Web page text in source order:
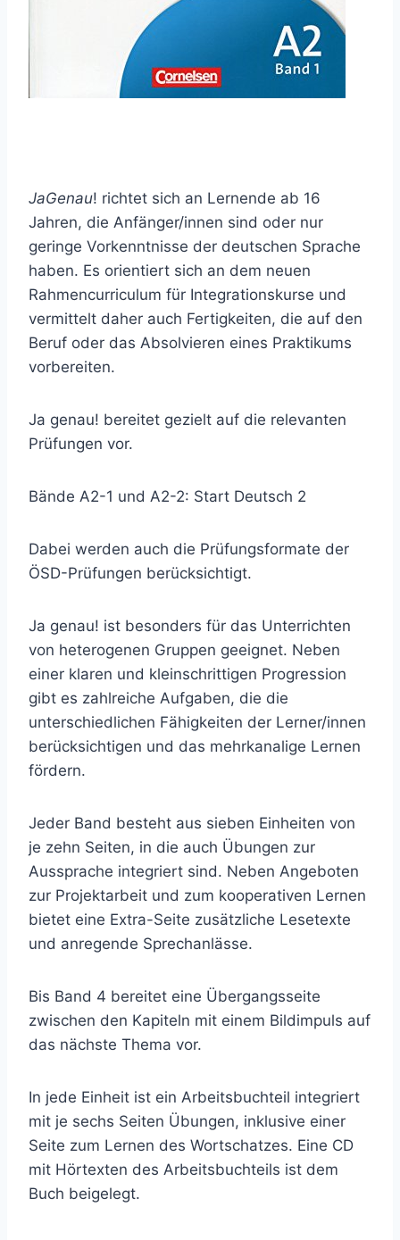
JaGenau! richtet sich an Lernende ab 16
Jahren, die Anfänger/innen sind oder nur
geringe Vorkenntnisse der deutschen Sprache
haben. Es orientiert sich an dem neuen
Rahmencurriculum für Integrationskurse und
vermittelt daher auch Fertigkeiten, die auf den
Beruf oder das Absolvieren eines Praktikums
vorbereiten.
Ja genau! bereitet gezielt auf die relevanten
Prüfungen vor.
Bände A2-1 und A2-2: Start Deutsch 2
Dabei werden auch die Prüfungsformate der
ÖSD-Prüfungen berücksichtigt.
Ja genau! ist besonders für das Unterrichten
von heterogenen Gruppen geeignet. Neben
einer klaren und kleinschrittigen Progression
gibt es zahlreiche Aufgaben, die die
unterschiedlichen Fähigkeiten der Lerner/innen
berücksichtigen und das mehrkanalige Lernen
fördern.
Jeder Band besteht aus sieben Einheiten von
je zehn Seiten, in die auch Übungen zur
Aussprache integriert sind. Neben Angeboten
zur Projektarbeit und zum kooperativen Lernen
bietet eine Extra-Seite zusätzliche Lesetexte
und anregende Sprechanlässe.
Bis Band 4 bereitet eine Übergangsseite
zwischen den Kapiteln mit einem Bildimpuls auf
das nächste Thema vor.
In jede Einheit ist ein Arbeitsbuchteil integriert
mit je sechs Seiten Übungen, inklusive einer
Seite zum Lernen des Wortschatzes. Eine CD
mit Hörtexten des Arbeitsbuchteils ist dem
Buch beigelegt.